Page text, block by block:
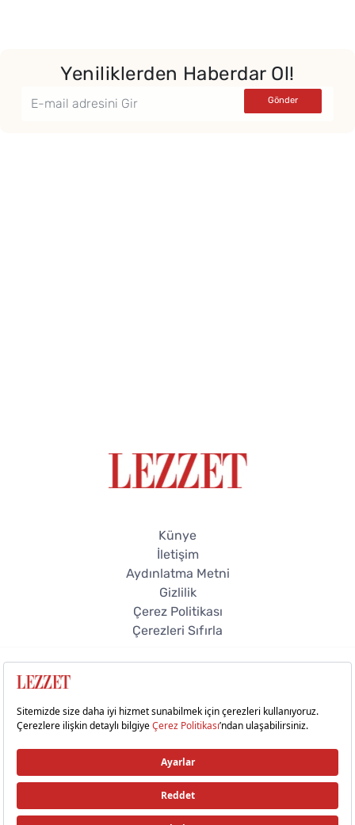
Yeniliklerden Haberdar Ol!
Künye
İletişim
Aydınlatma Metni
Gizlilik
Çerez Politikası
Çerezleri Sıfırla
© 2026 Lezzet Online. Tüm hakları saklıdır.